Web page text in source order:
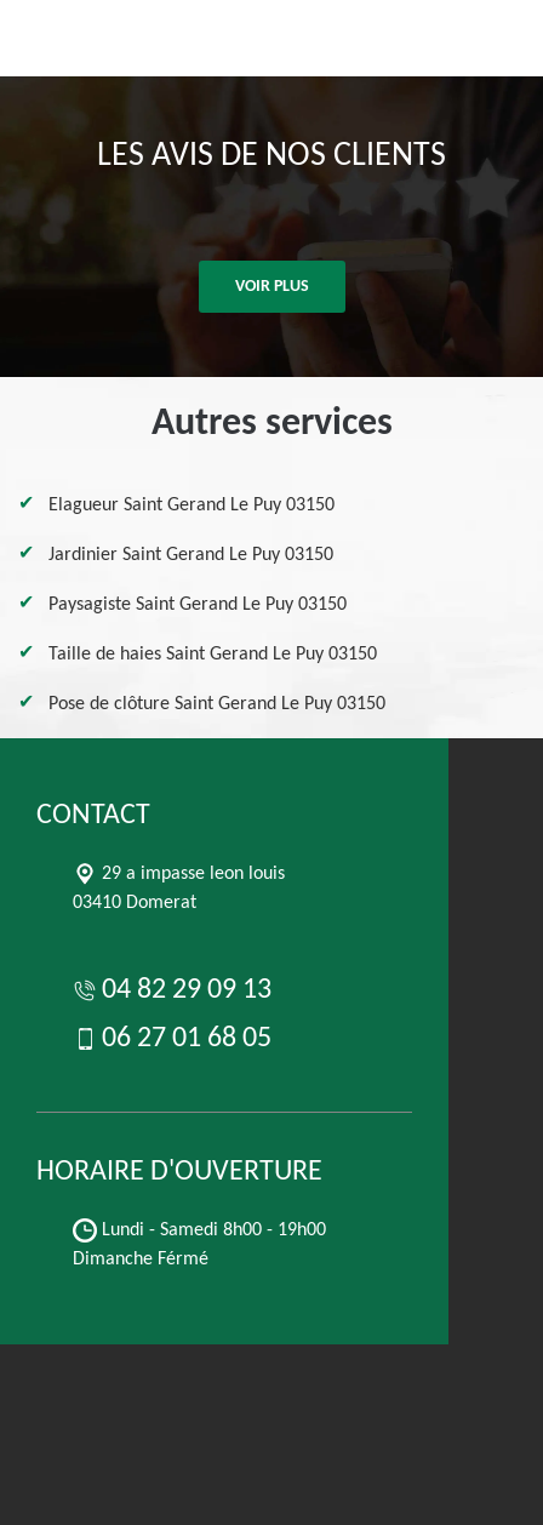
LES AVIS DE NOS CLIENTS
VOIR PLUS
Autres services
Elagueur Saint Gerand Le Puy 03150
Jardinier Saint Gerand Le Puy 03150
Paysagiste Saint Gerand Le Puy 03150
Taille de haies Saint Gerand Le Puy 03150
Pose de clôture Saint Gerand Le Puy 03150
CONTACT
29 a impasse leon louis
03410 Domerat
04 82 29 09 13
06 27 01 68 05
HORAIRE D'OUVERTURE
Lundi - Samedi 8h00 - 19h00
Dimanche Férmé